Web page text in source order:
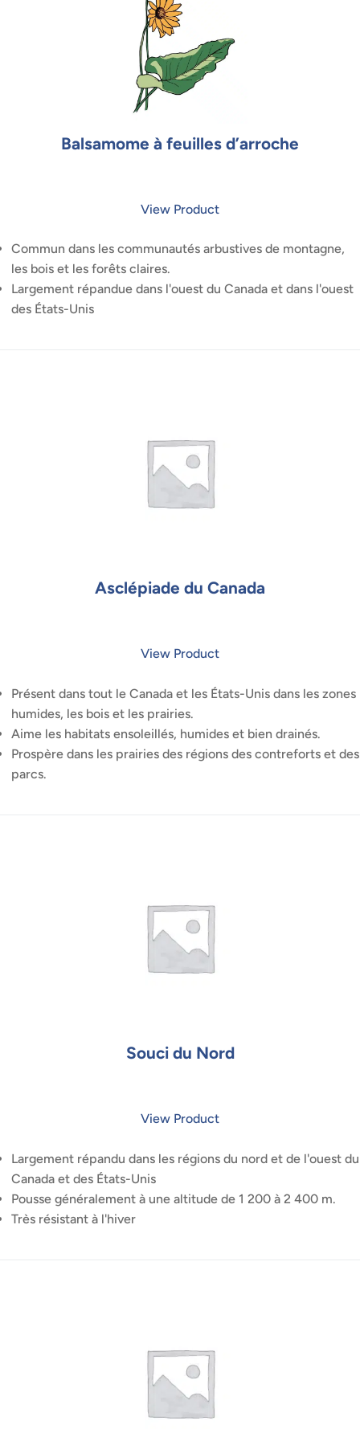
Balsamome à feuilles d’arroche
View Product
Commun dans les communautés arbustives de montagne,
les bois et les forêts claires.
Largement répandue dans l'ouest du Canada et dans l'ouest
des États-Unis
Asclépiade du Canada
View Product
Présent dans tout le Canada et les États-Unis dans les zones
humides, les bois et les prairies.
Aime les habitats ensoleillés, humides et bien drainés.
Prospère dans les prairies des régions des contreforts et des
parcs.
Souci du Nord
View Product
Largement répandu dans les régions du nord et de l'ouest du
Canada et des États-Unis
Pousse généralement à une altitude de 1 200 à 2 400 m.
Très résistant à l'hiver